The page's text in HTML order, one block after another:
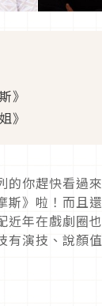
》
》
的你趕快看過
斯》啦！而且
近年在戲劇圈
有演技、說顏